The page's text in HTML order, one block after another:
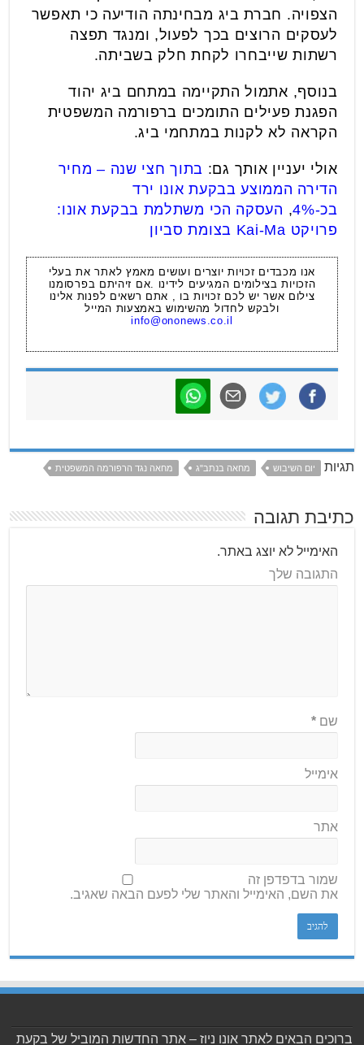
הצפויה. חברת ביג מבחינתה הודיעה כי תאפשר
לעסקים הרוצים בכך לפעול, ומנגד תפצה
רשתות שייבחרו לקחת חלק בשביתה.
בנוסף, אתמול התקיימה במתחם ביג יהוד
הפגנת פעילים התומכים ברפורמה המשפטית
הקראה לא לקנות במתחמי ביג.
אולי יעניין אותך גם: בתוך חצי שנה – מחיר
הדירה הממוצע בבקעת אונו ירד
בכ-4%
, העסקה הכי משתלמת בבקעת אונו:
פרויקט Kai-Ma בצומת סביון
אנו מכבדים זכויות יוצרים ועושים מאמץ לאתר את בעלי
הזכויות בצילומים המגיעים לידינו .אם זיהיתם בפרסומנו
צילום אשר יש לכם זכויות בו , אתם רשאים לפנות אלינו
ולבקש לחדול מהשימוש באמצעות המייל
info@ononews.co.il
תגיות יום השיבוש מחאה בנתב"ג מחאה נגד הרפורמה המשפטית
כתיבת תגובה
האימייל לא יוצג באתר.
התגובה שלך
שם*
אימייל
אתר
שמור בדפדפן זה
את השם, האימייל והאתר שלי לפעם הבאה שאגיב.
ברוכים הבאים לאתר אונו ניוז – אתר החדשות המוביל של בקעת